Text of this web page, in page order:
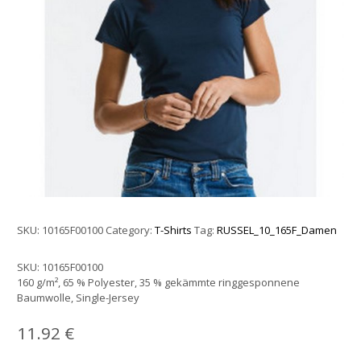
SKU: 10165F00100 Category:T-Shirts Tag:RUSSEL_10_165F_Damen
SKU: 10165F00100
160 g/m², 65 % Polyester, 35 % gekämmte ringgesponnene
Baumwolle, Single-Jersey
11.92 €